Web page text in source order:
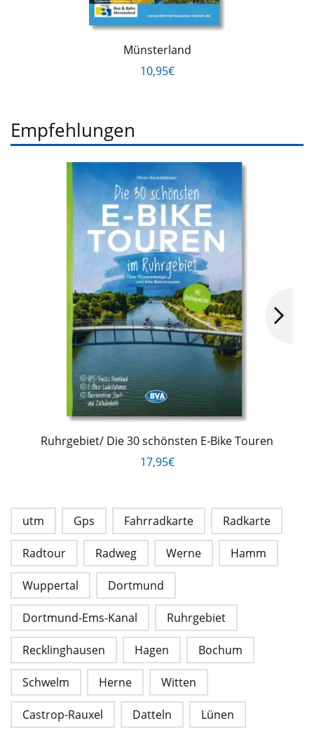
Münsterland
10,95€
Empfehlungen
Ruhrgebiet/ Die 30 schönsten E-Bike Touren
17,95€
utm Gps Fahrradkarte Radkarte
Radtour Radweg Werne Hamm
Wuppertal Dortmund
Dortmund-Ems-Kanal Ruhrgebiet
Recklinghausen Hagen Bochum
Schwelm Herne Witten
Castrop-Rauxel Datteln Lünen